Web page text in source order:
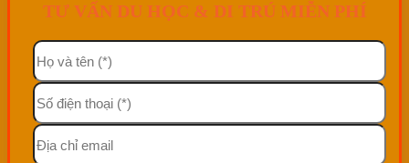
TƯ VẤN DU HỌC & DI TRÚ MIỄN PHÍ